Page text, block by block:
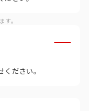
す。
ださい。